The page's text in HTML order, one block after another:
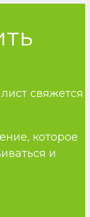
свяжется
которое
и